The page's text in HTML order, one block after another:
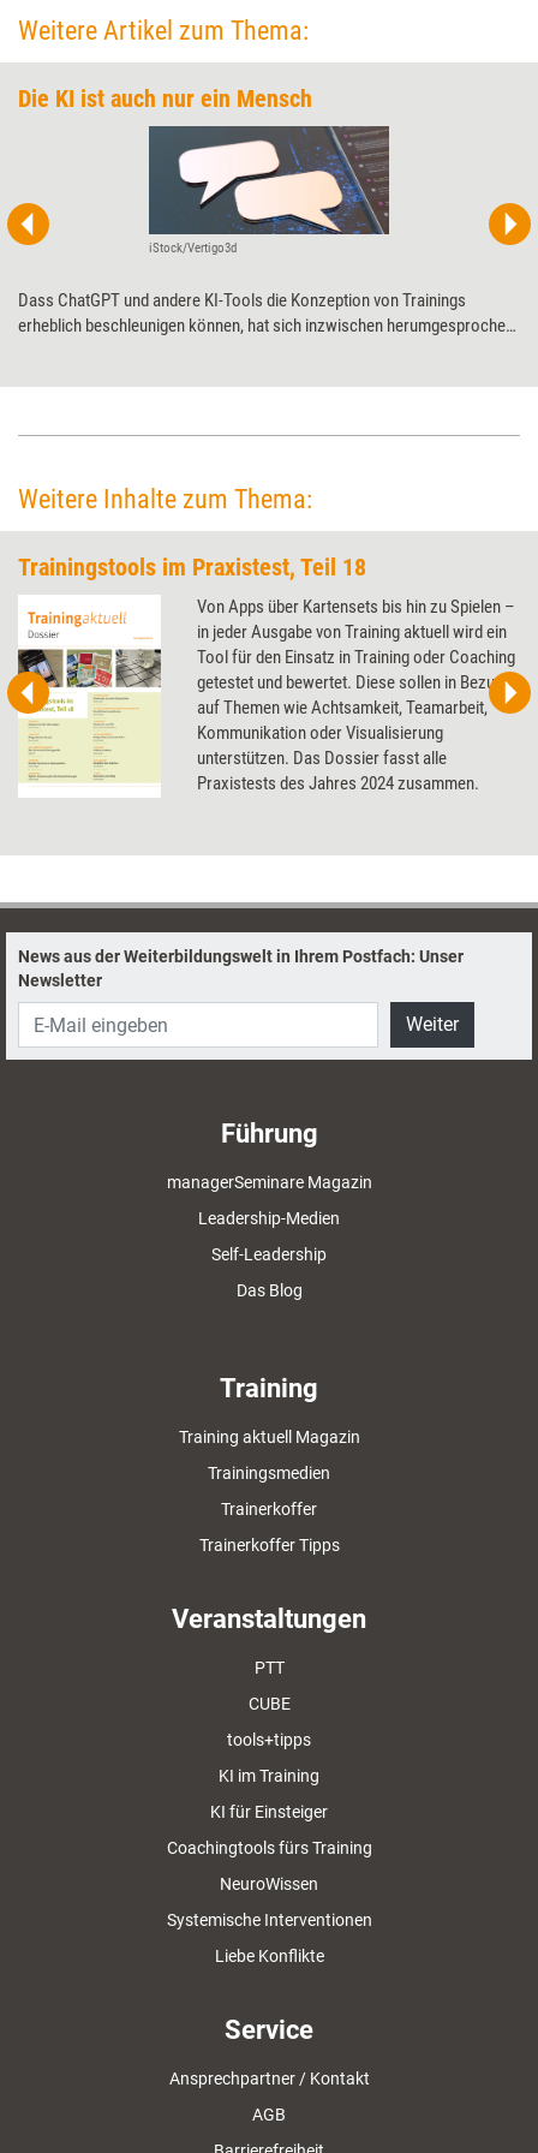
Weitere Artikel zum Thema:
Die KI ist auch nur ein Mensch
iStock/Vertigo3d
Dass ChatGPT und andere KI-Tools die Konzeption von Trainings
erheblich beschleunigen können, hat sich inzwischen herumgesprochen.
Weitere Inhalte zum Thema:
Trainingstools im Praxistest, Teil 18
Von Apps über Kartensets bis hin zu Spielen –
in jeder Ausgabe von Training aktuell wird ein
Tool für den Einsatz in Training oder Coaching
getestet und bewertet. Diese sollen in Bezug
auf Themen wie Achtsamkeit, Teamarbeit,
Kommunikation oder Visualisierung
unterstützen. Das Dossier fasst alle
Praxistests des Jahres 2024 zusammen.
News aus der Weiterbildungswelt in Ihrem Postfach: Unser
Newsletter
Weiter
Führung
managerSeminare Magazin
Leadership-Medien
Self-Leadership
Das Blog
Training
Training aktuell Magazin
Trainingsmedien
Trainerkoffer
Trainerkoffer Tipps
Veranstaltungen
PTT
CUBE
tools+tipps
KI im Training
KI für Einsteiger
Coachingtools fürs Training
NeuroWissen
Systemische Interventionen
Liebe Konflikte
Service
Ansprechpartner / Kontakt
AGB